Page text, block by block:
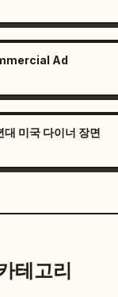
Ad
미국 다이너 장면
테고리